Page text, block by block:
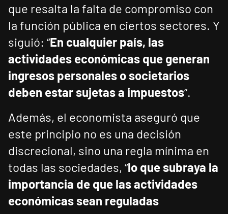
que resalta la falta de compromiso con
la función pública en ciertos sectores. Y
siguió: “En cualquier país, las
actividades económicas que generan
ingresos personales o societarios
deben estar sujetas a impuestos”.
Además, el economista aseguró que
este principio no es una decisión
discrecional, sino una regla mínima en
todas las sociedades, “lo que subraya la
importancia de que las actividades
económicas sean reguladas